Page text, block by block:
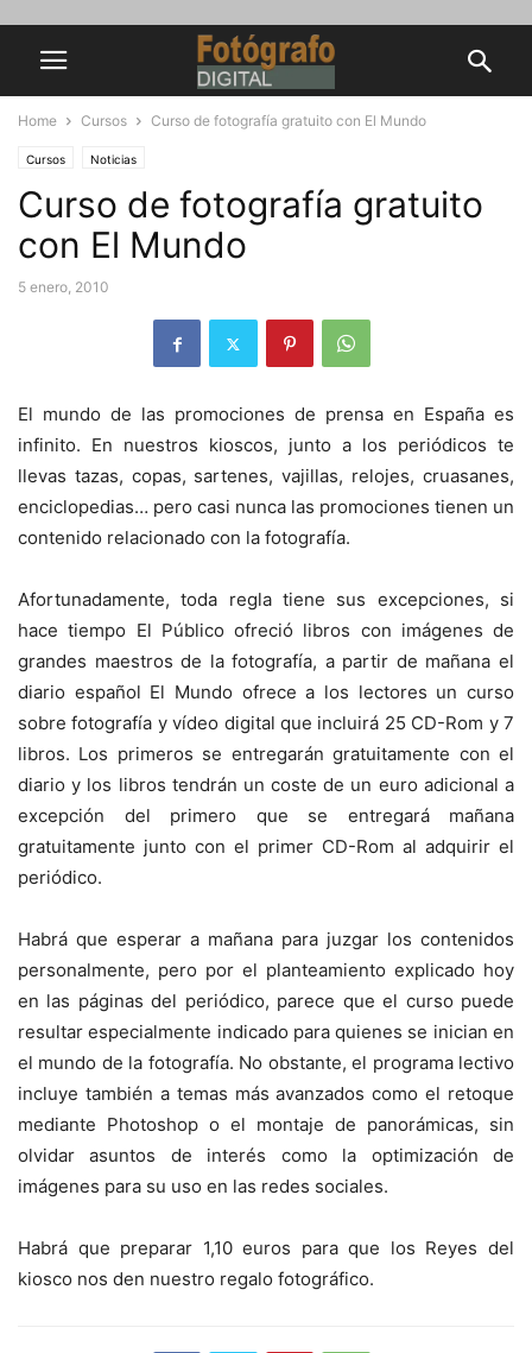
Home Cursos Curso de fotografía gratuito con El Mundo
Cursos Noticias
Curso de fotografía gratuito
con El Mundo
5 enero, 2010
El mundo de las promociones de prensa en España es
infinito. En nuestros kioscos, junto a los periódicos te
llevas tazas, copas, sartenes, vajillas, relojes, cruasanes,
enciclopedias… pero casi nunca las promociones tienen un
contenido relacionado con la fotografía.
Afortunadamente, toda regla tiene sus excepciones, si
hace tiempo El Público ofreció libros con imágenes de
grandes maestros de la fotografía, a partir de mañana el
diario español El Mundo ofrece a los lectores un curso
sobre fotografía y vídeo digital que incluirá 25 CD-Rom y 7
libros. Los primeros se entregarán gratuitamente con el
diario y los libros tendrán un coste de un euro adicional a
excepción del primero que se entregará mañana
gratuitamente junto con el primer CD-Rom al adquirir el
periódico.
Habrá que esperar a mañana para juzgar los contenidos
personalmente, pero por el planteamiento explicado hoy
en las páginas del periódico, parece que el curso puede
resultar especialmente indicado para quienes se inician en
el mundo de la fotografía. No obstante, el programa lectivo
incluye también a temas más avanzados como el retoque
mediante Photoshop o el montaje de panorámicas, sin
olvidar asuntos de interés como la optimización de
imágenes para su uso en las redes sociales.
Habrá que preparar 1,10 euros para que los Reyes del
kiosco nos den nuestro regalo fotográfico.